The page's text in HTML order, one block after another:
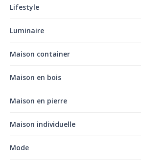
Lifestyle
Luminaire
Maison container
Maison en bois
Maison en pierre
Maison individuelle
Mode